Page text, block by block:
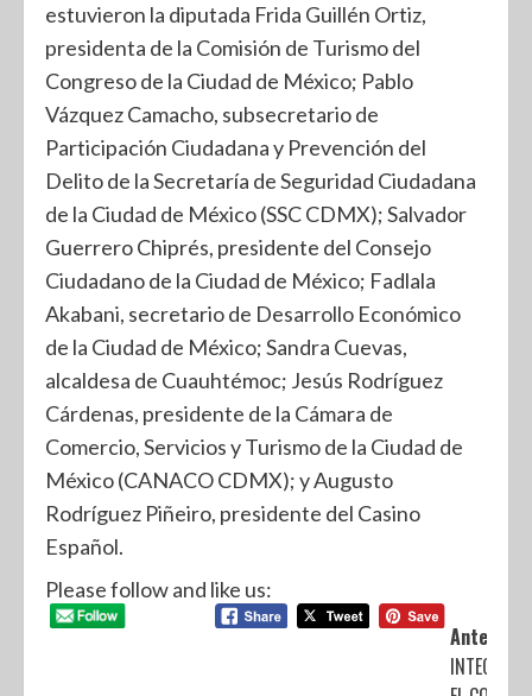
estuvieron la diputada Frida Guillén Ortiz,
presidenta de la Comisión de Turismo del
Congreso de la Ciudad de México; Pablo
Vázquez Camacho, subsecretario de
Participación Ciudadana y Prevención del
Delito de la Secretaría de Seguridad Ciudadana
de la Ciudad de México (SSC CDMX); Salvador
Guerrero Chiprés, presidente del Consejo
Ciudadano de la Ciudad de México; Fadlala
Akabani, secretario de Desarrollo Económico
de la Ciudad de México; Sandra Cuevas,
alcaldesa de Cuauhtémoc; Jesús Rodríguez
Cárdenas, presidente de la Cámara de
Comercio, Servicios y Turismo de la Ciudad de
México (CANACO CDMX); y Augusto
Rodríguez Piñeiro, presidente del Casino
Español.
Please follow and like us:
Anterior:
INTEGRAN